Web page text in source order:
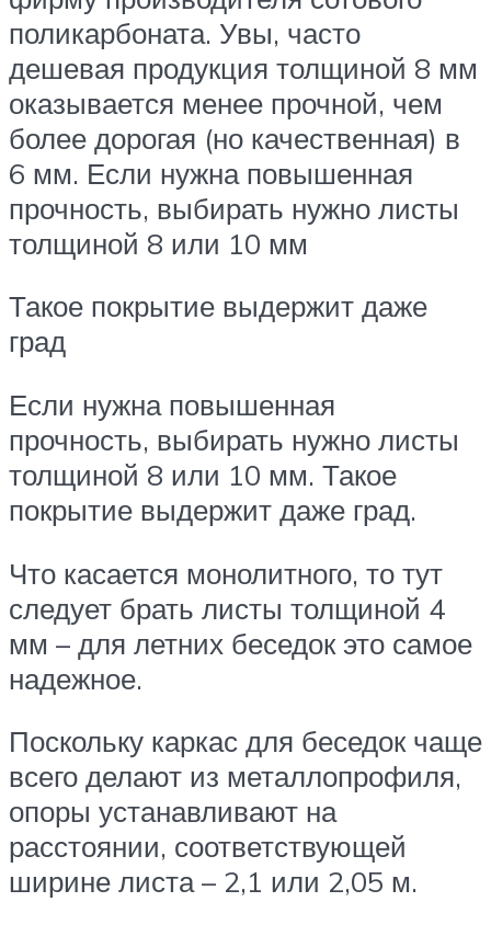
поликарбоната. Увы, часто
дешевая продукция толщиной 8 мм
оказывается менее прочной, чем
более дорогая (но качественная) в
6 мм. Если нужна повышенная
прочность, выбирать нужно листы
толщиной 8 или 10 мм
Такое покрытие выдержит даже
град
Если нужна повышенная
прочность, выбирать нужно листы
толщиной 8 или 10 мм. Такое
покрытие выдержит даже град.
Что касается монолитного, то тут
следует брать листы толщиной 4
мм – для летних беседок это самое
надежное.
Поскольку каркас для беседок чаще
всего делают из металлопрофиля,
опоры устанавливают на
расстоянии, соответствующей
ширине листа – 2,1 или 2,05 м.